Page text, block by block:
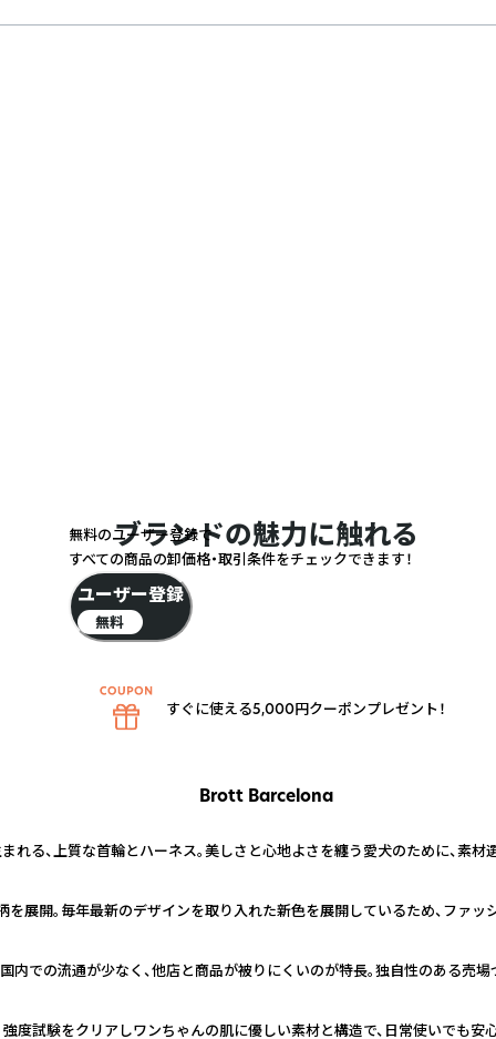
ブランドの魅力に触れる
Brott Barcelona
れる、上質な首輪とハーネス。美しさと心地よさを纏う愛犬のために、素
展開。毎年最新のデザインを取り入れた新色を展開しているため、ファッ
での流通が少なく、他店と商品が被りにくいのが特長。独自性のある売場
度試験をクリアしワンちゃんの肌に優しい素材と構造で、日常使いでも安
無料のユーザー登録で
すべての商品の卸価格・取引条件をチェックできます！
ユーザー登録
無料
すぐに使える5,000円クーポンプレゼント！